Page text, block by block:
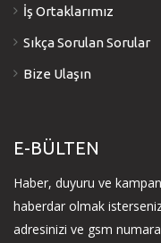
İş Ortaklarımız
Sıkça Sorulan Sorular
Bize Ulaşın
E-BÜLTEN
Haber, duyuru ve
haberdar olmak
adresinizi ve gsm